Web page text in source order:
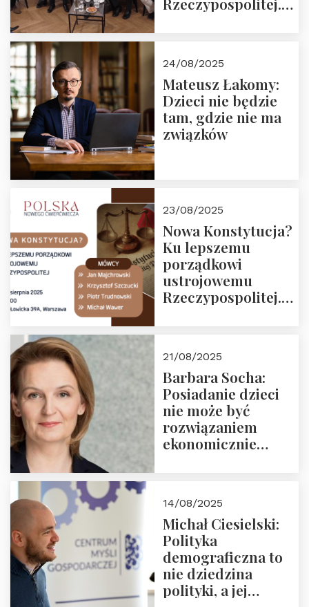
24/08/2025
Mateusz Łakomy:
Dzieci nie będzie
tam, gdzie nie ma
związków
23/08/2025
Nowa Konstytucja?
Ku lepszemu
porządkowi
ustrojowemu
Rzeczypospolitej.
Nowego
Ćwierćwiecza”
21/08/2025
Barbara Socha:
Posiadanie dzieci
nie może być
rozwiązaniem
ekonomicznie
14/08/2025
Michał Ciesielski:
Polityka
demograficzna to
nie dziedzina
polityki, a jej